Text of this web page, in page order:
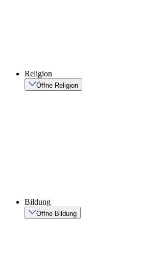
Religion
Öffne Religion
Bildung
Öffne Bildung